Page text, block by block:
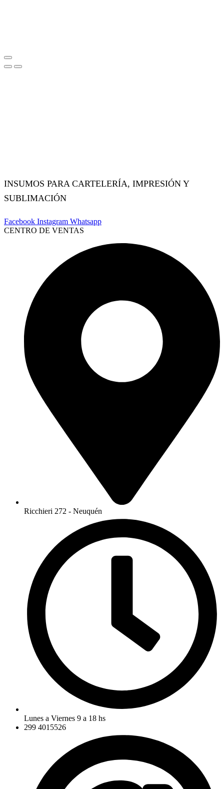
INSUMOS PARA CARTELERÍA, IMPRESIÓN Y
SUBLIMACIÓN
Facebook Instagram Whatsapp
CENTRO DE VENTAS
Ricchieri 272 - Neuquén
Lunes a Viernes 9 a 18 hs
299 4015526